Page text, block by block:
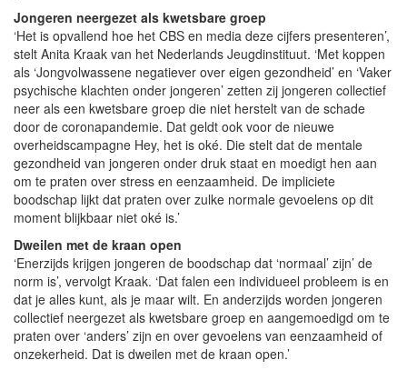
Jongeren neergezet als kwetsbare groep
‘Het is opvallend hoe het CBS en media deze cijfers presenteren’,
stelt Anita Kraak van het Nederlands Jeugdinstituut. ‘Met koppen
als ‘Jongvolwassene negatiever over eigen gezondheid’ en ‘Vaker
psychische klachten onder jongeren’ zetten zij jongeren collectief
neer als een kwetsbare groep die niet herstelt van de schade
door de coronapandemie. Dat geldt ook voor de nieuwe
overheidscampagne Hey, het is oké. Die stelt dat de mentale
gezondheid van jongeren onder druk staat en moedigt hen aan
om te praten over stress en eenzaamheid. De impliciete
boodschap lijkt dat praten over zulke normale gevoelens op dit
moment blijkbaar niet oké is.’
Dweilen met de kraan open
‘Enerzijds krijgen jongeren de boodschap dat ‘normaal’ zijn’ de
norm is’, vervolgt Kraak. ‘Dat falen een individueel probleem is en
dat je alles kunt, als je maar wilt. En anderzijds worden jongeren
collectief neergezet als kwetsbare groep en aangemoedigd om te
praten over ‘anders’ zijn en over gevoelens van eenzaamheid of
onzekerheid. Dat is dweilen met de kraan open.’